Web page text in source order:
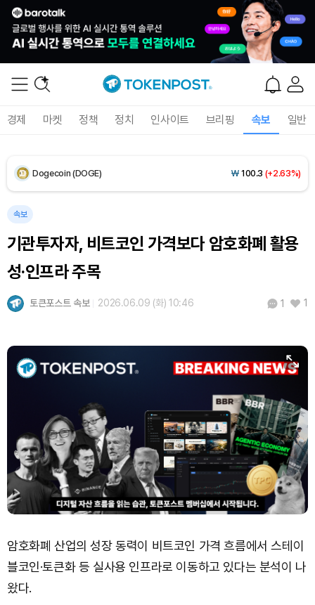
경제 마켓 정책 정치 인사이트 브리핑 속보 일반
XRP (XRP) 1,473(+3.08%)
Dogecoin (DOGE) ₩ 100.3 (+2.63%)
속보
기관투자자, 비트코인 가격보다 암호화폐 활용
성·인프라 주목
토큰포스트 속보 2026.06.09 (화) 10:46 1 1
암호화폐 산업의 성장 동력이 비트코인 가격 흐름에서 스테이
블코인·토큰화 등 실사용 인프라로 이동하고 있다는 분석이 나
왔다.